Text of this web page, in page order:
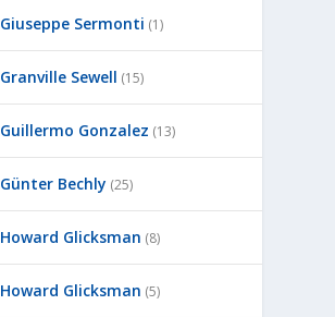
Giuseppe Sermonti (1)
Granville Sewell (15)
Guillermo Gonzalez (13)
Günter Bechly (25)
Howard Glicksman (8)
Howard Glicksman (5)